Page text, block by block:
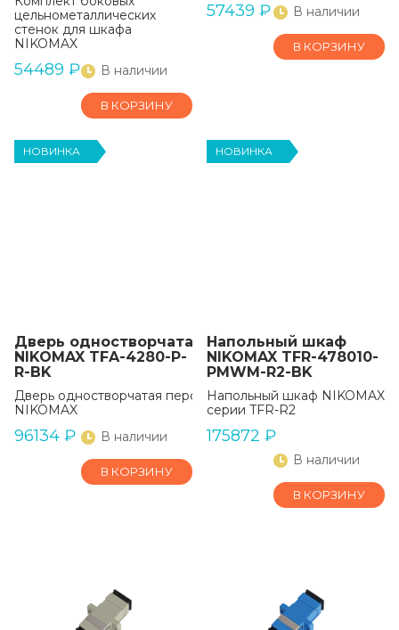
цельнометаллических
стенок для шкафа
NIKOMAX
54489 ₽ В наличии
В КОРЗИНУ
57439 ₽ В наличии
В КОРЗИНУ
НОВИНКА
Дверь одностворчатая перфорированная для
NIKOMAX TFA-4280-P-
R-BK
Дверь одностворчатая перфорированная на раме с
NIKOMAX
96134 ₽ В наличии
В КОРЗИНУ
НОВИНКА
Напольный шкаф
NIKOMAX TFR-478010-
PMWM-R2-BK
Напольный шкаф NIKOMAX
серии TFR-R2
175872 ₽
В наличии
В КОРЗИНУ